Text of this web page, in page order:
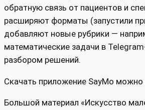
обратную связь от пациентов и
расширяют форматы (запустили
добавляют новые рубрики —
математические задачи в
разбором решений.
Скачать приложение SayMo можно
Большой материал «Искусство